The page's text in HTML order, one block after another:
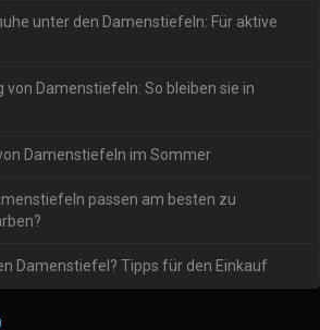
unter den Damenstiefeln: Für aktive
von Damenstiefeln: So bleiben sie in
Damenstiefeln im Sommer
passen am besten zu
Damenstiefel? Tipps für den Einkauf